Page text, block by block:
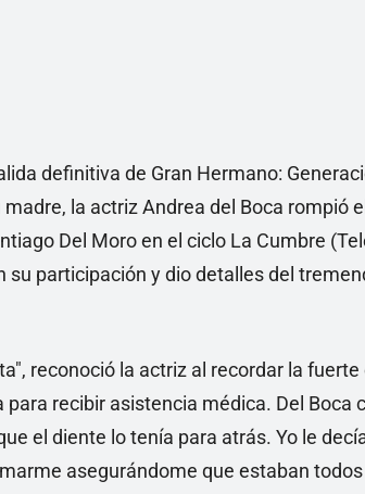
definitiva de Gran Hermano:
la actriz Andrea del Boca rompió
Del Moro en el ciclo La Cumbre
su participación y dio detalles del
reconoció la actriz al recordar la
recibir asistencia médica. Del Boca
el diente lo tenía para atrás. Yo le
asegurándome que estaban